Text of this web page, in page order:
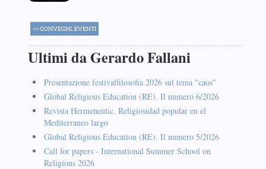
<< CONVEGNI, EVENTI
Ultimi da Gerardo Fallani
Presentazione festivalfilosofia 2026 sul tema "caos"
Global Religious Education (RE). Il numero 6/2026
Revista Hermeneutic. Religiosidad popular en el
Mediterraneo largo
Global Religious Education (RE). Il numero 5/2026
Call for papers - International Summer School on
Religions 2026